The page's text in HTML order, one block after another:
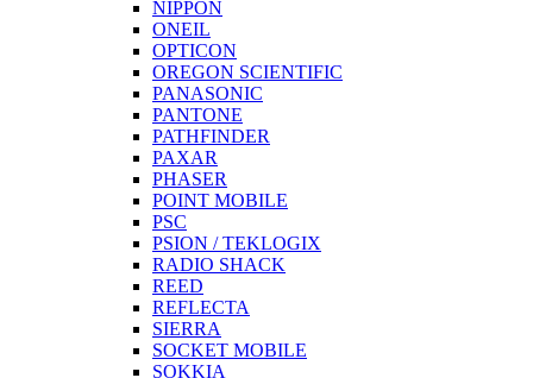
NIPPON
ONEIL
OPTICON
OREGON SCIENTIFIC
PANASONIC
PANTONE
PATHFINDER
PAXAR
PHASER
POINT MOBILE
PSC
PSION / TEKLOGIX
RADIO SHACK
REED
REFLECTA
SIERRA
SOCKET MOBILE
SOKKIA